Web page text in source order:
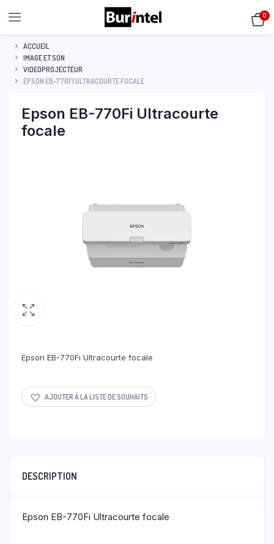
0
ACCUEIL
IMAGE ET SON
VIDEOPROJECTEUR
EPSON EB-770FI ULTRACOURTE FOCALE
Epson EB-770Fi Ultracourte
focale
Epson EB-770Fi Ultracourte focale
AJOUTER À LA LISTE DE SOUHAITS
DESCRIPTION
Epson EB-770Fi Ultracourte focale